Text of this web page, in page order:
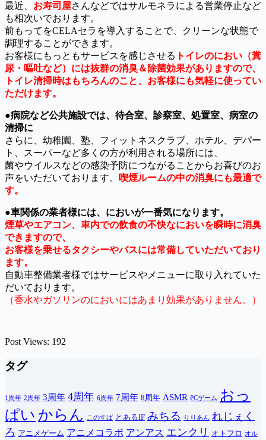
最近、 お寿司屋さんなどではサルモネラによる営業停止など
も相次いでおります。
前もってをCELAセラを導入することで、クリーンな状態で
調理することができます。
お客様にもっともサービスを感じさせる トイレのにおい（糞
尿・嘔吐など）には抜群の消臭＆除菌効果がありますので、
トイレ清掃時はもちろんのこと、お客様にも気軽に使ってい
ただけます。
●病院など公共施設では、待合室、診察室、処置室、病室の
清掃に
さらに、幼稚園、塾、フィットネスクラブ、ホテル、デパー
ト、スーパーなど多くの方が利用される場所には、
菌やウイルスなどの感染予防につながることからお喜びのお
声をいただいております。
喫煙ルームの中の消臭にも最適で
す。
●車関係の業者様には、においが一番気になります。
煙草やエアコン、車内での飲食の不快なにおいを瞬時に消臭
できますので、
お客様を乗せるタクシーやバスには常備していただいており
ます。
自動車整備業者様ではサービスやメニューに取り入れていた
だいております。
（香水やガソリンのにおいにはあまり効果がありません。）
Post Views: 192
タグ
1周年 2周年 3周年 4周年 6周年 7周年 8周年 ASMR PCゲーム
おっ
ぱい からん このすば とあるIF みちる りりあん れじぇく
ろ アニメゲーム アニメコラボ アンアス エンクリ オトフロ オル